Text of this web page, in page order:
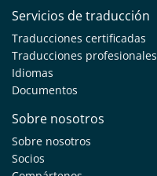
Servicios de traducción
Traducciones certificadas
Traducciones profesionales
Idiomas
Documentos
Sobre nosotros
Sobre nosotros
Socios